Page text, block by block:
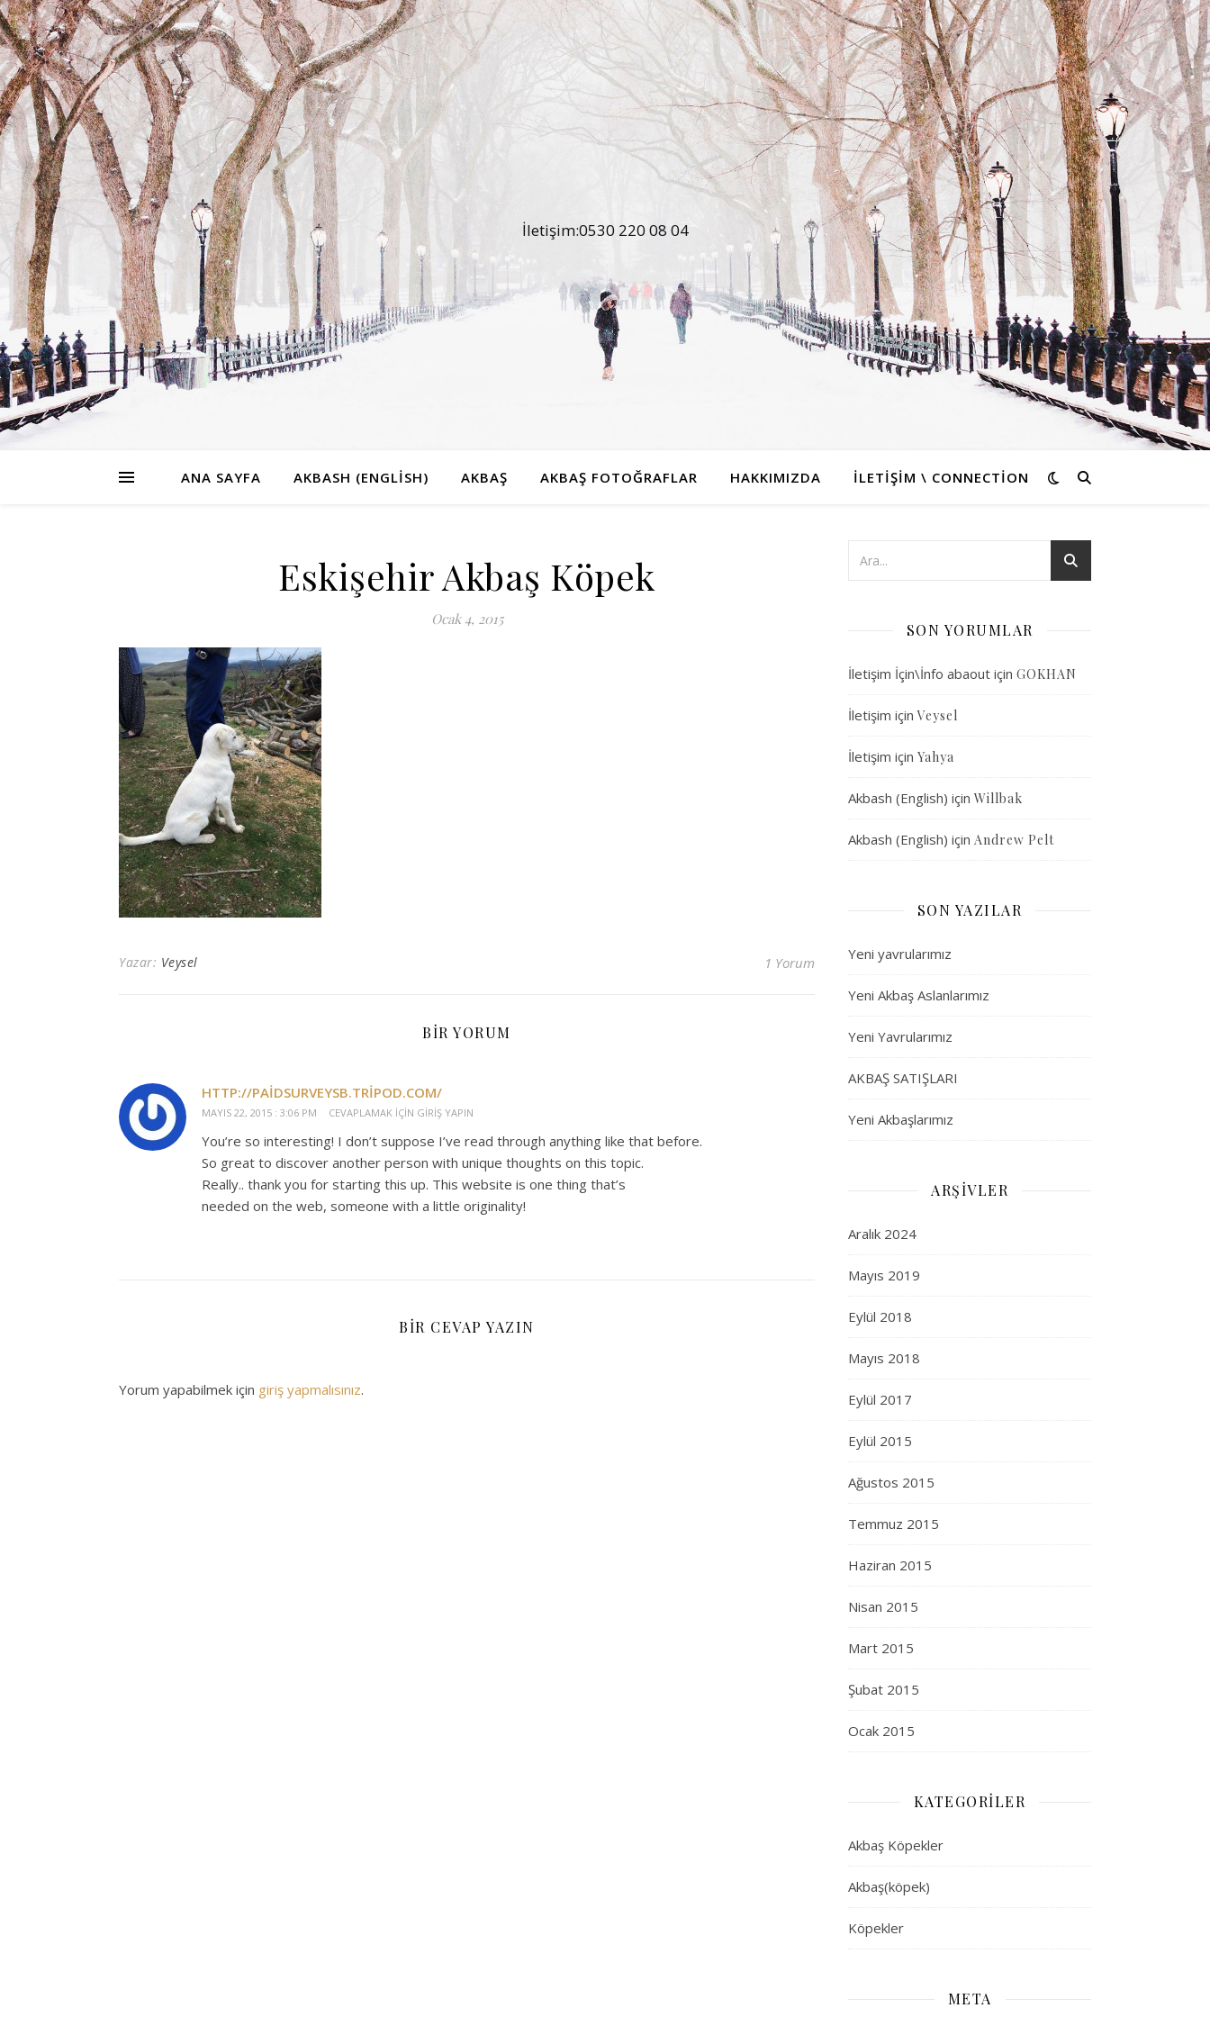
İletişim:0530 220 08 04
ANA SAYFA AKBASH (ENGLISH) AKBAŞ AKBAŞ FOTOĞRAFLAR HAKKIMIZDA İLETIŞIM \ CONNECTION
Eskişehir Akbaş Köpek
Ocak 4, 2015
Yazar: Veysel 1 Yorum
BIR YORUM
HTTP://PAIDSURVEYSB.TRIPOD.COM/
MAYIS 22, 2015 : 3:06 PM CEVAPLAMAK IÇIN GIRIŞ YAPIN
You’re so interesting! I don’t suppose I’ve read through anything like that before.
So great to discover another person with unique thoughts on this topic.
Really.. thank you for starting this up. This website is one thing that’s
needed on the web, someone with a little originality!
BIR CEVAP YAZIN
Yorum yapabilmek için giriş yapmalısınız.
SON YORUMLAR
İletişim İçin\İnfo abaout için GOKHAN
İletişim içinVeysel
İletişim için Yahya
Akbash (English) için Willbak
Akbash (English) için Andrew Pelt
SON YAZILAR
Yeni yavrularımız
Yeni Akbaş Aslanlarımız
Yeni Yavrularımız
AKBAŞ SATIŞLARI
Yeni Akbaşlarımız
ARŞIVLER
Aralık 2024
Mayıs 2019
Eylül 2018
Mayıs 2018
Eylül 2017
Eylül 2015
Ağustos 2015
Temmuz 2015
Haziran 2015
Nisan 2015
Mart 2015
Şubat 2015
Ocak 2015
KATEGORILER
Akbaş Köpekler
Akbaş(köpek)
Köpekler
META